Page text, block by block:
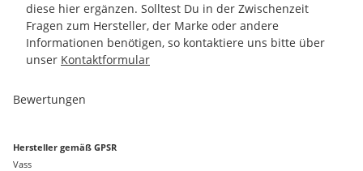
diese hier ergänzen. Solltest Du in der Zwischenzeit
Fragen zum Hersteller, der Marke oder andere
Informationen benötigen, so kontaktiere uns bitte über
unser Kontaktformular
Bewertungen
Hersteller gemäß GPSR
Vass